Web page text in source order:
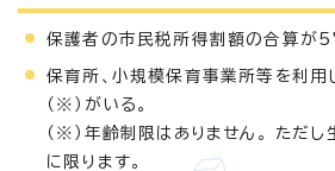
保護者の市民税所得割額の合算が
保育所、小規模保育事業所等を利用
（※）がいる。
（※）年齢制限はありません。 ただ
に限ります。